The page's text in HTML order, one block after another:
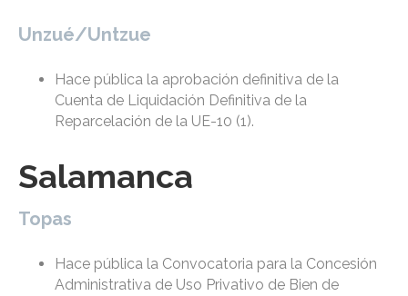
Unzué/Untzue
Hace pública la aprobación definitiva de la
Cuenta de Liquidación Definitiva de la
Reparcelación de la UE-10 (1).
Salamanca
Topas
Hace pública la Convocatoria para la Concesión
Administrativa de Uso Privativo de Bien de